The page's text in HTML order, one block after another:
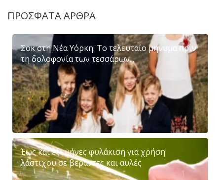
ΠΡΟΣΦΑΤΑ ΑΡΘΡΑ
Σοκ στη Νέα Υόρκη: Το τελευταίο μήνυμα πριν
τη δολοφονία των τεσσάρων...
Έως και έξι μήνες φυλάκιση για χρήση
λάστιχου σε βεράντες και αυλές